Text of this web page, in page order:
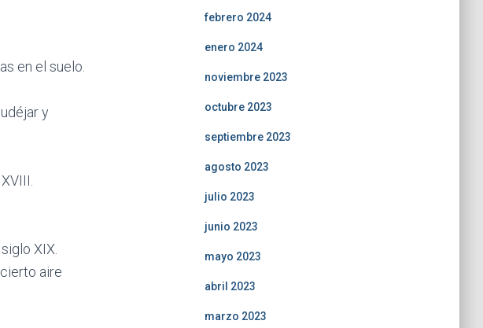
en el suelo.
y
XIX.
aire
febrero 2024
enero 2024
noviembre 2023
octubre 2023
septiembre 2023
agosto 2023
julio 2023
junio 2023
mayo 2023
abril 2023
marzo 2023